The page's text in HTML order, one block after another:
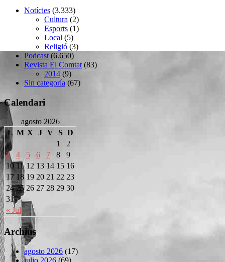
Notícies (3.333)
Cultura (2)
Esports (1)
Local (5)
Religió (3)
Podcast (6.650)
Revista El Comtat (83)
2014 (9)
Sin categoría (67)
Calendari
agosto 2026
L M X J V S D
« Jul
1
2
3
4 5 6 7 8
9
10 11 12 13 14 15 16
17 18 19 20 21 22 23
24 25 26 27 28 29 30
31
Archius
agosto 2026 (17)
julio 2026 (69)